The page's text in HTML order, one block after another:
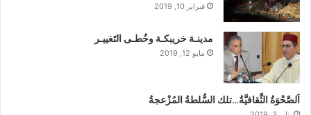
فبراير 10, 2019
مدينـة خريبكـة وخُطـى التَغييـر
مايو 12, 2019
اَلصَّحْوَةُ الثَّقافيَّةُ…تلك السُّلطةُ المُزْعجةُ